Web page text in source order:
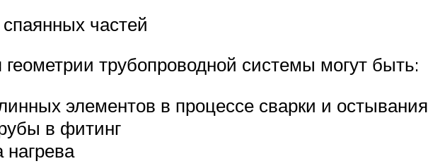
частей
трубопроводной системы могут быть:
элементов в процессе сварки и остывания
в фитинг
нагрева